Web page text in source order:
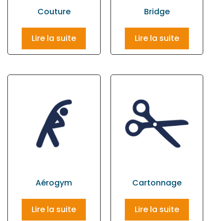
Couture
Lire la suite
Bridge
Lire la suite
Aérogym
Lire la suite
Cartonnage
Lire la suite